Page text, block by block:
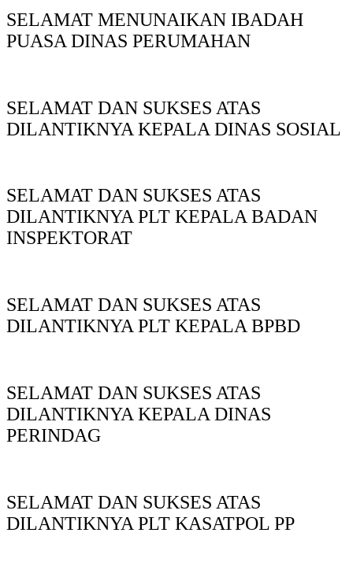
SELAMAT MENUNAIKAN IBADAH
PUASA DINAS PERUMAHAN
SELAMAT DAN SUKSES ATAS
DILANTIKNYA KEPALA DINAS SOSIAL
SELAMAT DAN SUKSES ATAS
DILANTIKNYA PLT KEPALA BADAN
INSPEKTORAT
SELAMAT DAN SUKSES ATAS
DILANTIKNYA PLT KEPALA BPBD
SELAMAT DAN SUKSES ATAS
DILANTIKNYA KEPALA DINAS
PERINDAG
SELAMAT DAN SUKSES ATAS
DILANTIKNYA PLT KASATPOL PP